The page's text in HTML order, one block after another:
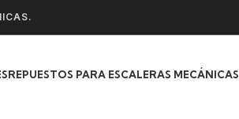
REPUESTOS PARA ESCALERAS MECÁNICAS